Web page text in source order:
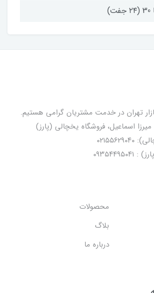
اسماعیل، فروشگاه یخچالی‌ (پارز)
محصولات
بلاگ
درباره ما